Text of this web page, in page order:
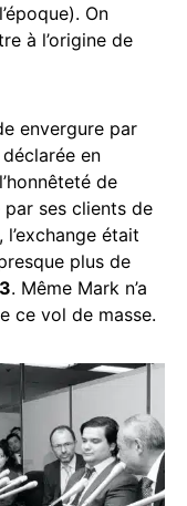
On
à l’origine de
envergure par
en
de
ses clients de
était
plus de
. Même Mark n’a
ce vol de masse.